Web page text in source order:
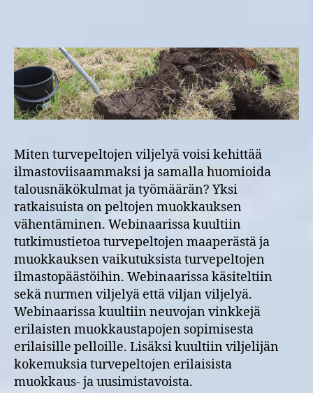
–
Miten turvepeltojen viljelyä voisi kehittää
ilmastoviisaammaksi ja samalla huomioida
talousnäkökulmat ja työmäärän? Yksi
ratkaisuista on peltojen muokkauksen
vähentäminen. Webinaarissa kuultiin
tutkimustietoa turvepeltojen maaperästä ja
muokkauksen vaikutuksista turvepeltojen
ilmastopäästöihin. Webinaarissa käsiteltiin
sekä nurmen viljelyä että viljan viljelyä.
Webinaarissa kuultiin neuvojan vinkkejä
erilaisten muokkaustapojen sopimisesta
erilaisille pelloille. Lisäksi kuultiin viljelijän
kokemuksia turvepeltojen erilaisista
muokkaus- ja uusimistavoista.